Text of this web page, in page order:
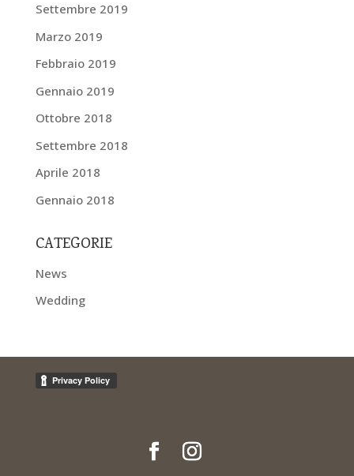
Settembre 2019
Marzo 2019
Febbraio 2019
Gennaio 2019
Ottobre 2018
Settembre 2018
Aprile 2018
Gennaio 2018
CATEGORIE
News
Wedding